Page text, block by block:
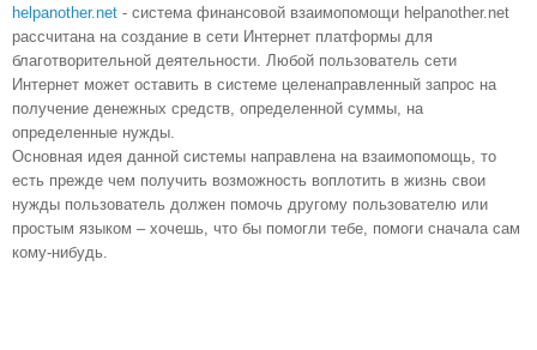
helpanother.net - система финансовой взаимопомощи helpanother.net
рассчитана на создание в сети Интернет платформы для
благотворительной деятельности. Любой пользователь сети
Интернет может оставить в системе целенаправленный запрос на
получение денежных средств, определенной суммы, на
определенные нужды.
Основная идея данной системы направлена на взаимопомощь, то
есть прежде чем получить возможность воплотить в жизнь свои
нужды пользователь должен помочь другому пользователю или
простым языком – хочешь, что бы помогли тебе, помоги сначала сам
кому-нибудь.